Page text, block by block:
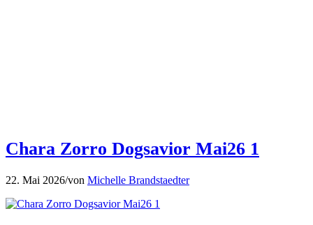
Chara Zorro Dogsavior Mai26 1
22. Mai 2026/von Michelle Brandstaedter